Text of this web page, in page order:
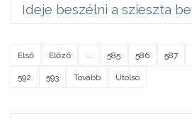
Ideje beszélni a szieszta
Első Előző 585 586 587
592 593 Tovább Utolsó